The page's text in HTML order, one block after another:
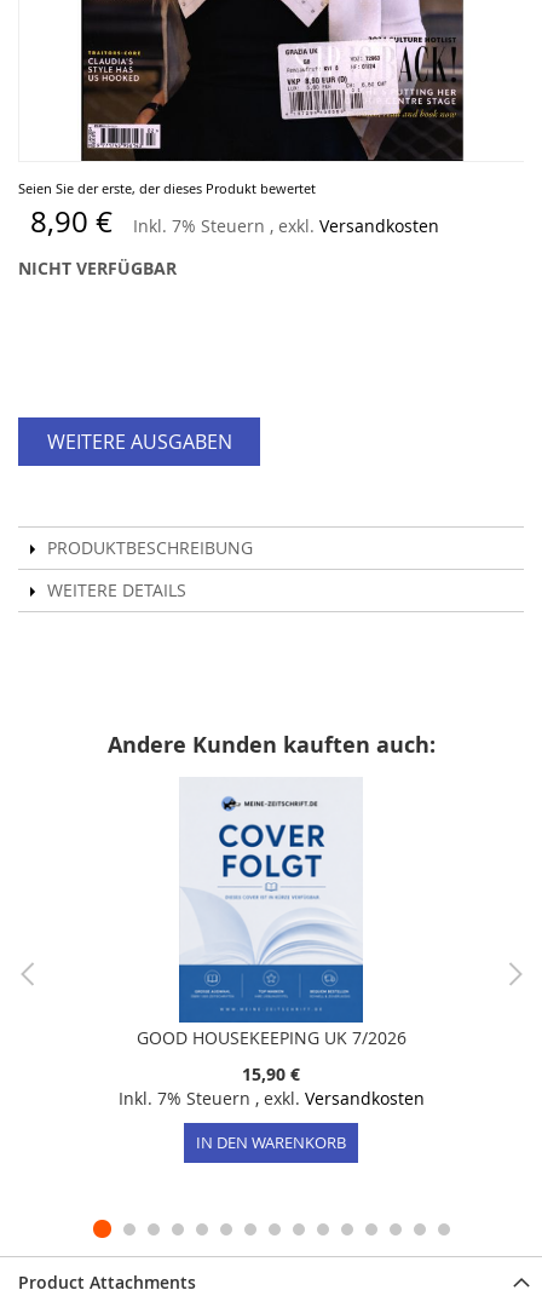
Seien Sie der erste, der dieses Produkt bewertet
8,90 € Inkl. 7% Steuern , exkl. Versandkosten
NICHT VERFÜGBAR
WEITERE AUSGABEN
PRODUKTBESCHREIBUNG
WEITERE DETAILS
Zum
Anfang
der
Bildergalerie
springen
Andere Kunden kauften auch:
GOOD HOUSEKEEPING UK 7/2026
15,90 €
Inkl. 7% Steuern , exkl. Versandkosten
IN DEN WARENKORB
Product Attachments